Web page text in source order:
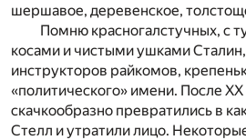
шершавое, деревенское,
Помню красногалстучных, с
косами и чистыми ушками
инструкторов райкомов,
«политического» имени. После ХХ
скачкообразно превратились в
Стелл и утратили лицо.